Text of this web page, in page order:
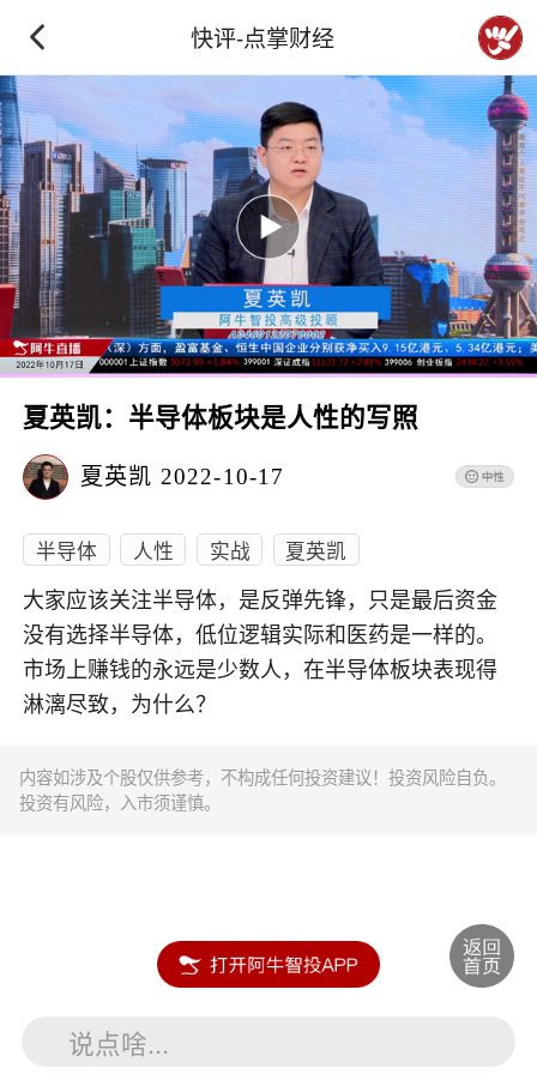
快评-点掌财经
夏英凯：半导体板块是人性的写照
夏英凯 2022-10-17
半导体 人性 实战 夏英凯
大家应该关注半导体，是反弹先锋，只是最后资金
没有选择半导体，低位逻辑实际和医药是一样的。
市场上赚钱的永远是少数人，在半导体板块表现得
淋漓尽致，为什么？
内容如涉及个股仅供参考，不构成任何投资建议！投资风险自负。
投资有风险，入市须谨慎。
说点啥...